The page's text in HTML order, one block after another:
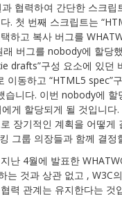
협력하여 간단한 스크립
. 첫 번째 스크립트는
하고 복사 버그를
버그를 nobody에 할당
drafts”구성 요소에 있던
이동하고 “HTML5 spec”
습니다. 이번 nobody에 할
게 할당되게 될 것입니다
장기적인 계획을 어떻게
그룹 의장들과 함께 결정
난 4월에 발표한
는 것과 상관 없고 , W3C
력 관계는 유지한다는 것